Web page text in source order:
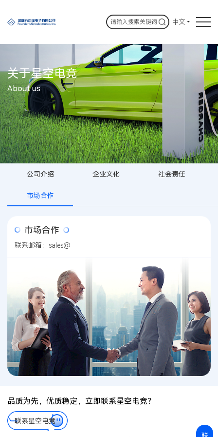
中文
关于星空电竞
About us
公司介绍 企业文化 社会责任
市场合作
市场合作
联系邮箱：sales@
品质为先，优质稳定，立即联系星空电竞？
联系星空电竞